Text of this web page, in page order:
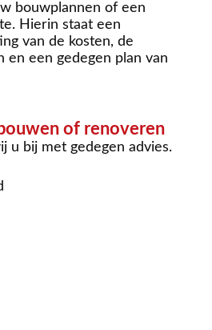
bouwplannen of een
Hierin staat een
van de kosten, de
en een gedegen plan van
of renoveren
u bij met gedegen advies.